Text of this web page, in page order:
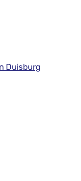
Duisburg